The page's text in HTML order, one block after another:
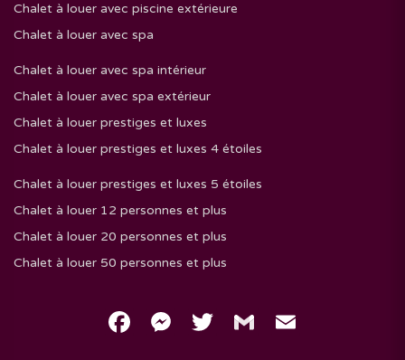
Chalet à louer avec piscine extérieure
Chalet à louer avec spa
Chalet à louer avec spa intérieur
Chalet à louer avec spa extérieur
Chalet à louer prestiges et luxes
Chalet à louer prestiges et luxes 4 étoiles
Chalet à louer prestiges et luxes 5 étoiles
Chalet à louer 12 personnes et plus
Chalet à louer 20 personnes et plus
Chalet à louer 50 personnes et plus
FacebookMessenger
Twitter Gmail